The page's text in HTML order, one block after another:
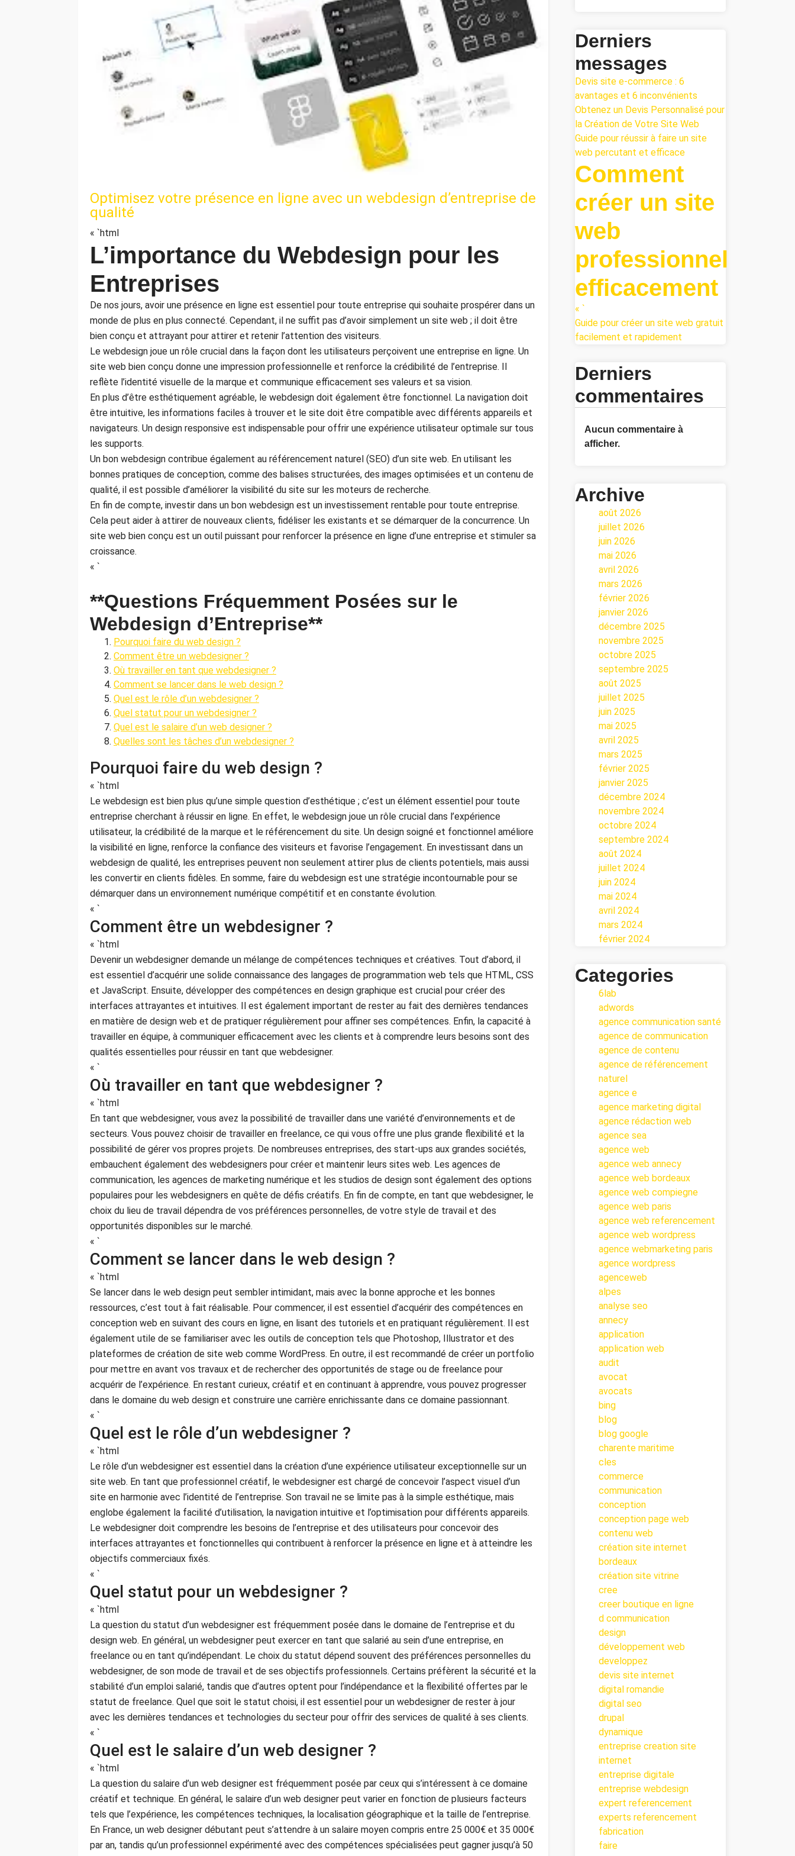
Optimisez votre présence en ligne avec un webdesign d’entreprise de
qualité
« `html
L’importance du Webdesign pour les
Entreprises
De nos jours, avoir une présence en ligne est essentiel pour toute entreprise qui souhaite prospérer dans un
monde de plus en plus connecté. Cependant, il ne suffit pas d’avoir simplement un site web ; il doit être
bien conçu et attrayant pour attirer et retenir l’attention des visiteurs.
Le webdesign joue un rôle crucial dans la façon dont les utilisateurs perçoivent une entreprise en ligne. Un
site web bien conçu donne une impression professionnelle et renforce la crédibilité de l’entreprise. Il
reflète l’identité visuelle de la marque et communique efficacement ses valeurs et sa vision.
En plus d’être esthétiquement agréable, le webdesign doit également être fonctionnel. La navigation doit
être intuitive, les informations faciles à trouver et le site doit être compatible avec différents appareils et
navigateurs. Un design responsive est indispensable pour offrir une expérience utilisateur optimale sur tous
les supports.
Un bon webdesign contribue également au référencement naturel (SEO) d’un site web. En utilisant les
bonnes pratiques de conception, comme des balises structurées, des images optimisées et un contenu de
qualité, il est possible d’améliorer la visibilité du site sur les moteurs de recherche.
En fin de compte, investir dans un bon webdesign est un investissement rentable pour toute entreprise.
Cela peut aider à attirer de nouveaux clients, fidéliser les existants et se démarquer de la concurrence. Un
site web bien conçu est un outil puissant pour renforcer la présence en ligne d’une entreprise et stimuler sa
croissance.
« `
**Questions Fréquemment Posées sur le
Webdesign d’Entreprise**
Pourquoi faire du web design ?
Comment être un webdesigner ?
Où travailler en tant que webdesigner ?
Comment se lancer dans le web design ?
Quel est le rôle d’un webdesigner ?
Quel statut pour un webdesigner ?
Quel est le salaire d’un web designer ?
Quelles sont les tâches d’un webdesigner ?
Pourquoi faire du web design ?
« `html
Le webdesign est bien plus qu’une simple question d’esthétique ; c’est un élément essentiel pour toute
entreprise cherchant à réussir en ligne. En effet, le webdesign joue un rôle crucial dans l’expérience
utilisateur, la crédibilité de la marque et le référencement du site. Un design soigné et fonctionnel améliore
la visibilité en ligne, renforce la confiance des visiteurs et favorise l’engagement. En investissant dans un
webdesign de qualité, les entreprises peuvent non seulement attirer plus de clients potentiels, mais aussi
les convertir en clients fidèles. En somme, faire du webdesign est une stratégie incontournable pour se
démarquer dans un environnement numérique compétitif et en constante évolution.
« `
Comment être un webdesigner ?
« `html
Devenir un webdesigner demande un mélange de compétences techniques et créatives. Tout d’abord, il
est essentiel d’acquérir une solide connaissance des langages de programmation web tels que HTML, CSS
et JavaScript. Ensuite, développer des compétences en design graphique est crucial pour créer des
interfaces attrayantes et intuitives. Il est également important de rester au fait des dernières tendances
en matière de design web et de pratiquer régulièrement pour affiner ses compétences. Enfin, la capacité à
travailler en équipe, à communiquer efficacement avec les clients et à comprendre leurs besoins sont des
qualités essentielles pour réussir en tant que webdesigner.
« `
Où travailler en tant que webdesigner ?
« `html
En tant que webdesigner, vous avez la possibilité de travailler dans une variété d’environnements et de
secteurs. Vous pouvez choisir de travailler en freelance, ce qui vous offre une plus grande flexibilité et la
possibilité de gérer vos propres projets. De nombreuses entreprises, des start-ups aux grandes sociétés,
embauchent également des webdesigners pour créer et maintenir leurs sites web. Les agences de
communication, les agences de marketing numérique et les studios de design sont également des options
populaires pour les webdesigners en quête de défis créatifs. En fin de compte, en tant que webdesigner, le
choix du lieu de travail dépendra de vos préférences personnelles, de votre style de travail et des
opportunités disponibles sur le marché.
« `
Comment se lancer dans le web design ?
« `html
Se lancer dans le web design peut sembler intimidant, mais avec la bonne approche et les bonnes
ressources, c’est tout à fait réalisable. Pour commencer, il est essentiel d’acquérir des compétences en
conception web en suivant des cours en ligne, en lisant des tutoriels et en pratiquant régulièrement. Il est
également utile de se familiariser avec les outils de conception tels que Photoshop, Illustrator et des
plateformes de création de site web comme WordPress. En outre, il est recommandé de créer un portfolio
pour mettre en avant vos travaux et de rechercher des opportunités de stage ou de freelance pour
acquérir de l’expérience. En restant curieux, créatif et en continuant à apprendre, vous pouvez progresser
dans le domaine du web design et construire une carrière enrichissante dans ce domaine passionnant.
« `
Quel est le rôle d’un webdesigner ?
« `html
Le rôle d’un webdesigner est essentiel dans la création d’une expérience utilisateur exceptionnelle sur un
site web. En tant que professionnel créatif, le webdesigner est chargé de concevoir l’aspect visuel d’un
site en harmonie avec l’identité de l’entreprise. Son travail ne se limite pas à la simple esthétique, mais
englobe également la facilité d’utilisation, la navigation intuitive et l’optimisation pour différents appareils.
Le webdesigner doit comprendre les besoins de l’entreprise et des utilisateurs pour concevoir des
interfaces attrayantes et fonctionnelles qui contribuent à renforcer la présence en ligne et à atteindre les
objectifs commerciaux fixés.
« `
Quel statut pour un webdesigner ?
« `html
La question du statut d’un webdesigner est fréquemment posée dans le domaine de l’entreprise et du
design web. En général, un webdesigner peut exercer en tant que salarié au sein d’une entreprise, en
freelance ou en tant qu’indépendant. Le choix du statut dépend souvent des préférences personnelles du
webdesigner, de son mode de travail et de ses objectifs professionnels. Certains préfèrent la sécurité et la
stabilité d’un emploi salarié, tandis que d’autres optent pour l’indépendance et la flexibilité offertes par le
statut de freelance. Quel que soit le statut choisi, il est essentiel pour un webdesigner de rester à jour
avec les dernières tendances et technologies du secteur pour offrir des services de qualité à ses clients.
« `
Quel est le salaire d’un web designer ?
« `html
La question du salaire d’un web designer est fréquemment posée par ceux qui s’intéressent à ce domaine
créatif et technique. En général, le salaire d’un web designer peut varier en fonction de plusieurs facteurs
tels que l’expérience, les compétences techniques, la localisation géographique et la taille de l’entreprise.
En France, un web designer débutant peut s’attendre à un salaire moyen compris entre 25 000€ et 35 000€
par an, tandis qu’un professionnel expérimenté avec des compétences spécialisées peut gagner jusqu’à 50
Derniers
messages
Devis site e-commerce : 6
avantages et 6 inconvénients
Obtenez un Devis Personnalisé pour
la Création de Votre Site Web
Guide pour réussir à faire un site
web percutant et efficace
Comment
créer un site
web
professionnel
efficacement
« `
Guide pour créer un site web gratuit
facilement et rapidement
Derniers
commentaires
Aucun commentaire à
afficher.
Archive
août 2026
juillet 2026
juin 2026
mai 2026
avril 2026
mars 2026
février 2026
janvier 2026
décembre 2025
novembre 2025
octobre 2025
septembre 2025
août 2025
juillet 2025
juin 2025
mai 2025
avril 2025
mars 2025
février 2025
janvier 2025
décembre 2024
novembre 2024
octobre 2024
septembre 2024
août 2024
juillet 2024
juin 2024
mai 2024
avril 2024
mars 2024
février 2024
Categories
6lab
adwords
agence communication santé
agence de communication
agence de contenu
agence de référencement
naturel
agence e
agence marketing digital
agence rédaction web
agence sea
agence web
agence web annecy
agence web bordeaux
agence web compiegne
agence web paris
agence web referencement
agence web wordpress
agence webmarketing paris
agence wordpress
agenceweb
alpes
analyse seo
annecy
application
application web
audit
avocat
avocats
bing
blog
blog google
charente maritime
cles
commerce
communication
conception
conception page web
contenu web
création site internet
bordeaux
création site vitrine
cree
creer boutique en ligne
d communication
design
développement web
developpez
devis site internet
digital romandie
digital seo
drupal
dynamique
entreprise creation site
internet
entreprise digitale
entreprise webdesign
expert referencement
experts referencement
fabrication
faire